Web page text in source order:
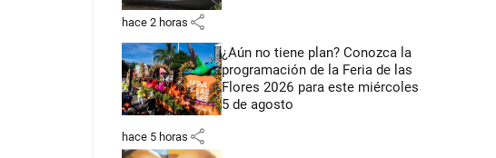
hace 2 horas share
¿Aún no tiene plan? Conozca la
programación de la Feria de las
Flores 2026 para este miércoles
5 de agosto
hace 5 horas share